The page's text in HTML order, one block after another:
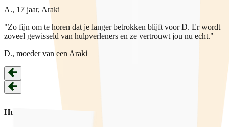
A., 17 jaar, Araki
"Zo fijn om te horen dat je langer betrokken blijft voor D. Er wordt
zoveel gewisseld van hulpverleners en ze vertrouwt jou nu echt."
D., moeder van een Araki
Hulp